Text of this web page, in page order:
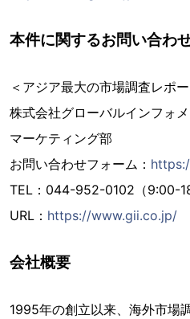
本件に関するお問い合わ
＜アジア最大の市場調査レポ
株式会社グローバルインフォ
マーケティング部
お問い合わせフォーム：
TEL：044-952-0102（9:00-
URL： https://www.gii.co.jp/
会社概要
1995年の創立以来、海外市場